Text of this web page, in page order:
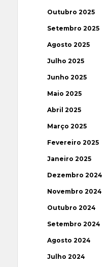
Outubro 2025
Setembro 2025
Agosto 2025
Julho 2025
Junho 2025
Maio 2025
Abril 2025
Março 2025
Fevereiro 2025
Janeiro 2025
Dezembro 2024
Novembro 2024
Outubro 2024
Setembro 2024
Agosto 2024
Julho 2024